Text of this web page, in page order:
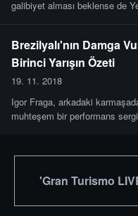
galibiyet alması beklense de
Brezilyalı'nın Damga
Birinci Yarışın Özeti
19. 11. 2018
Igor Fraga, arkadaki
muhteşem bir performans
'Gran Turismo